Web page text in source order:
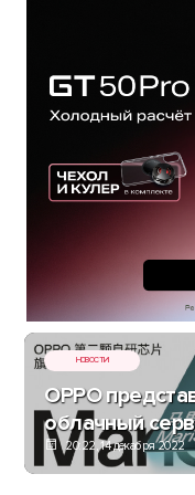
НОВОСТИ
OPPO
облачный
20:22, 14 декабря 2022